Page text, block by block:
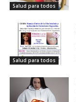
Salud para todos
Salud para todos